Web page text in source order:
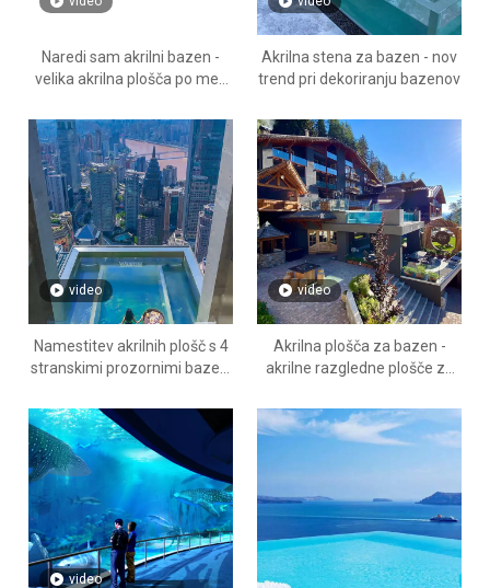
Naredi sam akrilni bazen -
velika akrilna plošča po meri
vzhodu
Akrilna stena za bazen - nov
trend pri dekoriranju bazenov
video
Namestitev akrilnih plošč s 4
stranskimi prozornimi bazeni
Factory - Leyu
video
Akrilna plošča za bazen -
akrilne razgledne plošče za
video